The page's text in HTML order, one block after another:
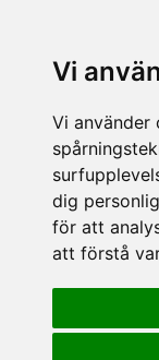
Vi
Vi använder
dig
för att
att förstå